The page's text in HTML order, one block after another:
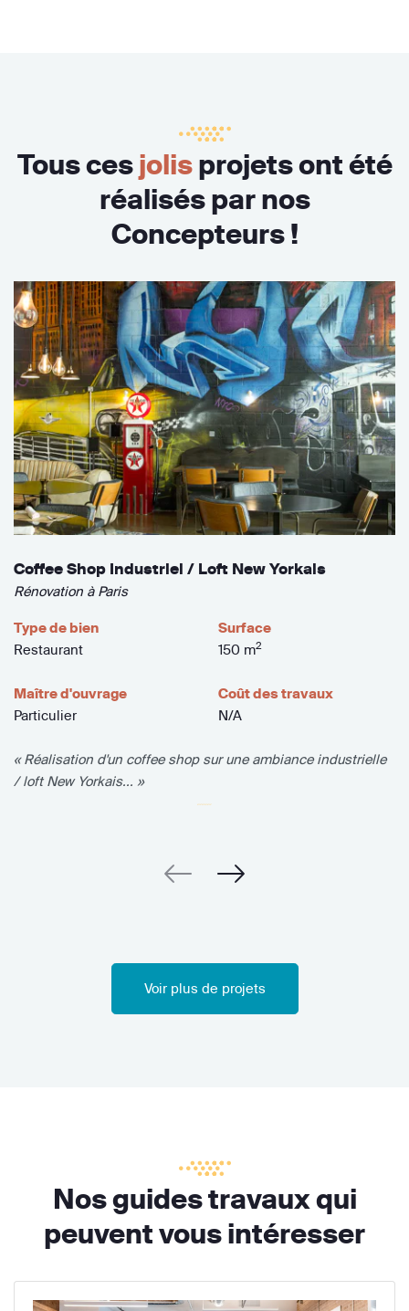
Tous cesjolisprojets ont été
réalisés par nos
Concepteurs !
Coffee Shop Industriel / Loft New Yorkais
Rénovation à Paris
Type de bien
Restaurant
Surface
150 m2
Maître d'ouvrage
Particulier
Coût des travaux
N/A
« Réalisation d'un coffee shop sur une ambiance industrielle
/ loft New Yorkais... »
Voir plus de projets
Nos guides travaux qui
peuvent vous intéresser